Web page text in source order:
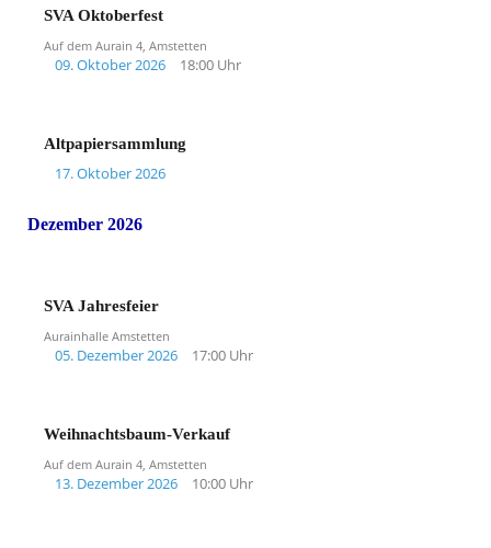
SVA Oktoberfest
Auf dem Aurain 4, Amstetten
09. Oktober 2026 18:00 Uhr
Altpapiersammlung
17. Oktober 2026
Dezember 2026
SVA Jahresfeier
Aurainhalle Amstetten
05. Dezember 2026 17:00 Uhr
Weihnachtsbaum-Verkauf
Auf dem Aurain 4, Amstetten
13. Dezember 2026 10:00 Uhr